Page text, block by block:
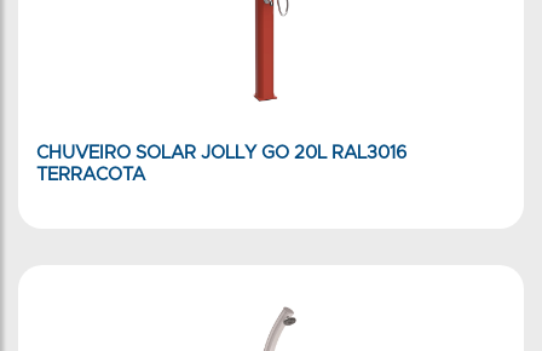
CHUVEIRO SOLAR JOLLY GO 20L RAL3016
TERRACOTA